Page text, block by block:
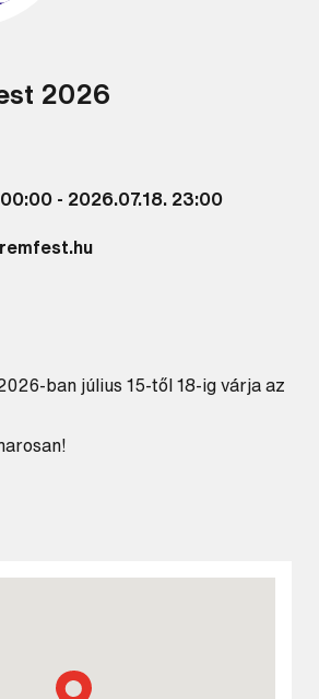
2026
- 2026.07.18. 23:00
ban július 15-től 18-ig várja az